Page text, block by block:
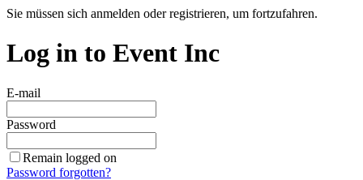
Sie müssen sich anmelden oder registrieren, um fortzufahren.
Log in to Event Inc
E-mail
Password
Remain logged on
Password forgotten?